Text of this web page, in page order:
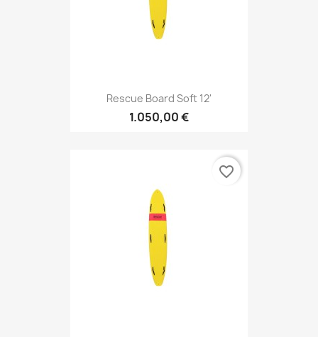
Rescue Board Soft 12'
1.050,00 €
favorite_border